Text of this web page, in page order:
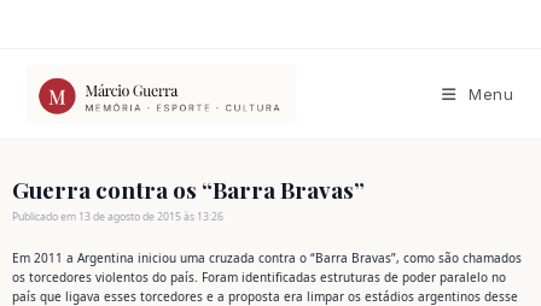
conteúdo
Menu
Guerra contra os “Barra Bravas”
Publicado em 13 de agosto de 2015 às 13:26
Em 2011 a Argentina iniciou uma cruzada contra o “Barra Bravas”, como são chamados
os torcedores violentos do país. Foram identificadas estruturas de poder paralelo no
país que ligava esses torcedores e a proposta era limpar os estádios argentinos desse